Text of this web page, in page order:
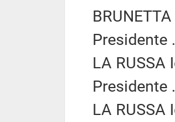
Presidente
LA RUSSA
Presidente
LA RUSSA